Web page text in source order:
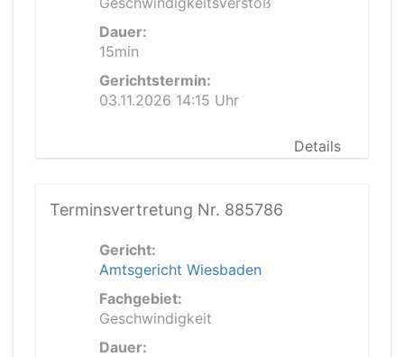
Dauer:
15min
Gerichtstermin:
03.11.2026 14:15 Uhr
Details
Terminsvertretung Nr. 885786
Gericht:
Amtsgericht Wiesbaden
Fachgebiet:
Geschwindigkeit
Dauer: